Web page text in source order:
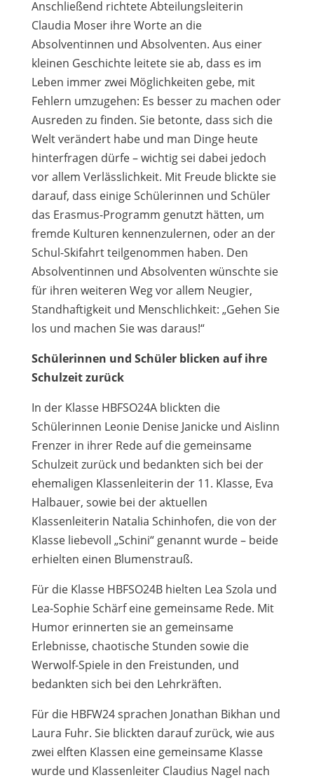
Anschließend richtete Abteilungsleiterin
Claudia Moser ihre Worte an die
Absolventinnen und Absolventen. Aus einer
kleinen Geschichte leitete sie ab, dass es im
Leben immer zwei Möglichkeiten gebe, mit
Fehlern umzugehen: Es besser zu machen oder
Ausreden zu finden. Sie betonte, dass sich die
Welt verändert habe und man Dinge heute
hinterfragen dürfe – wichtig sei dabei jedoch
vor allem Verlässlichkeit. Mit Freude blickte sie
darauf, dass einige Schülerinnen und Schüler
das Erasmus-Programm genutzt hätten, um
fremde Kulturen kennenzulernen, oder an der
Schul-Skifahrt teilgenommen haben. Den
Absolventinnen und Absolventen wünschte sie
für ihren weiteren Weg vor allem Neugier,
Standhaftigkeit und Menschlichkeit: „Gehen Sie
los und machen Sie was daraus!“
Schülerinnen und Schüler blicken auf ihre
Schulzeit zurück
In der Klasse HBFSO24A blickten die
Schülerinnen Leonie Denise Janicke und Aislinn
Frenzer in ihrer Rede auf die gemeinsame
Schulzeit zurück und bedankten sich bei der
ehemaligen Klassenleiterin der 11. Klasse, Eva
Halbauer, sowie bei der aktuellen
Klassenleiterin Natalia Schinhofen, die von der
Klasse liebevoll „Schini“ genannt wurde – beide
erhielten einen Blumenstrauß.
Für die Klasse HBFSO24B hielten Lea Szola und
Lea-Sophie Schärf eine gemeinsame Rede. Mit
Humor erinnerten sie an gemeinsame
Erlebnisse, chaotische Stunden sowie die
Werwolf-Spiele in den Freistunden, und
bedankten sich bei den Lehrkräften.
Für die HBFW24 sprachen Jonathan Bikhan und
Laura Fuhr. Sie blickten darauf zurück, wie aus
zwei elften Klassen eine gemeinsame Klasse
wurde und Klassenleiter Claudius Nagel nach